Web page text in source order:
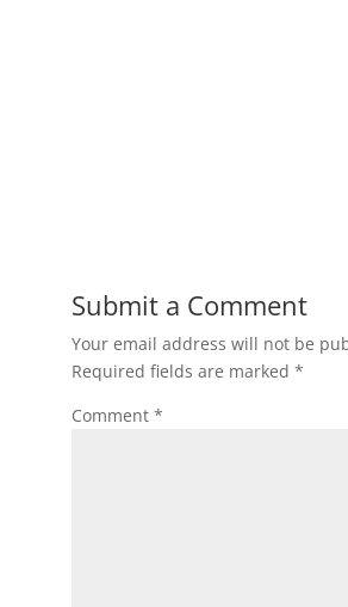
Submit a Comment
Your email address will not be
Required fields are marked *
Comment *